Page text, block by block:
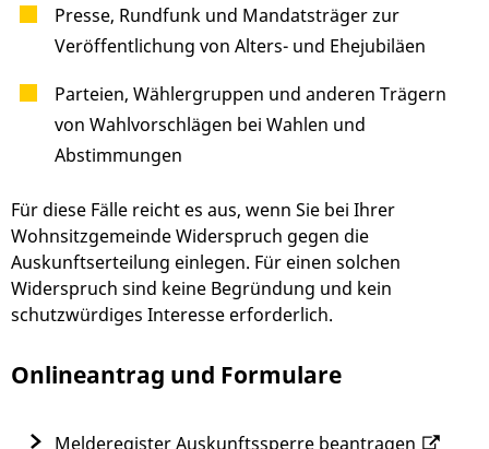
Presse, Rundfunk und Mandatsträger zur
Veröffentlichung von Alters- und Ehejubiläen
Parteien, Wählergruppen und anderen Trägern
von Wahlvorschlägen bei Wahlen und
Abstimmungen
Für diese Fälle reicht es aus, wenn Sie bei Ihrer
Wohnsitzgemeinde Widerspruch gegen die
Auskunftserteilung einlegen. Für einen solchen
Widerspruch sind keine Begründung und kein
schutzwürdiges Interesse erforderlich.
Onlineantrag und Formulare
Melderegister Auskunftssperre beantragen